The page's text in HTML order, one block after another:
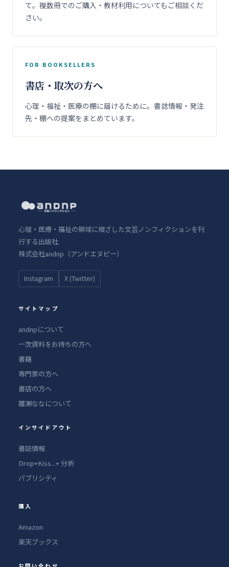
て。複数冊でのご購入・教材利用についてもご相談くだ
さい。
FOR BOOKSELLERS
書店・取次の方へ
心理・福祉・医療の棚に届けるために。書誌情報・発注
先・棚への提案をまとめています。
心理・医療・福祉の領域に根ざした文芸ノンフィクションを刊
行する出版社
株式会社andnp（アンドエヌピー）
Instagram X (Twitter)
サイトマップ
andnpについて
一次資料をお持ちの方へ
書籍
専門家の方へ
書店の方へ
雛瀬ななについて
インサイドアウト
書誌情報
Drop+Kiss...+ 分析
パブリシティ
購入
Amazon
楽天ブックス